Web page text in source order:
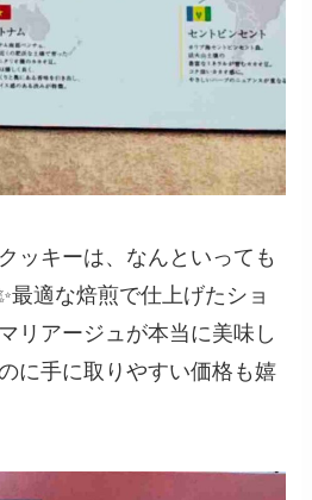
ッキーは、なんといっても
最適な焙煎で仕上げたショ
リアージュが本当に美味し
に手に取りやすい価格も嬉